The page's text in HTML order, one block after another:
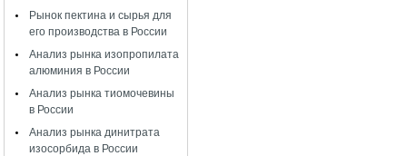
Рынок пектина и сырья для
его производства в России
Анализ рынка изопропилата
алюминия в России
Анализ рынка тиомочевины
в России
Анализ рынка динитрата
изосорбида в России